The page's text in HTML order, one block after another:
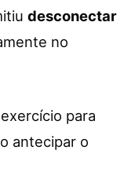
desconectar
no
para
antecipar o